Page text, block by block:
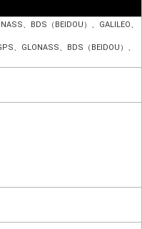
、BDS（BEIDOU）、GALILEO、
、GLONASS、BDS（BEIDOU）、